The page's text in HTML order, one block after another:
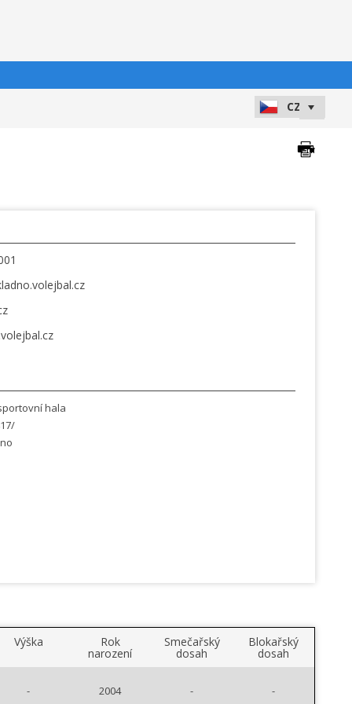
hala
Výška Rok
narození
Smečařský
dosah
Blokařský
dosah
- 2004 - -